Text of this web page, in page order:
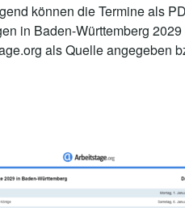
können die Termine als
in Baden-Württemberg
als Quelle angegeben